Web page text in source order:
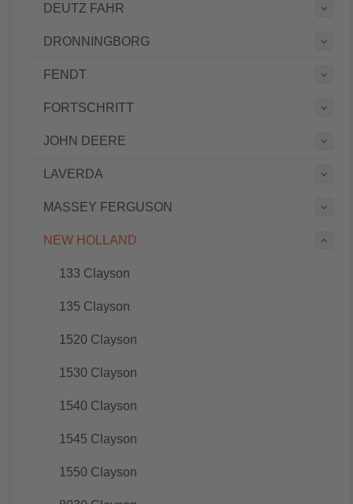
DEUTZ FAHR
DRONNINGBORG
FENDT
FORTSCHRITT
JOHN DEERE
LAVERDA
MASSEY FERGUSON
NEW HOLLAND
133 Clayson
135 Clayson
1520 Clayson
1530 Clayson
1540 Clayson
1545 Clayson
1550 Clayson